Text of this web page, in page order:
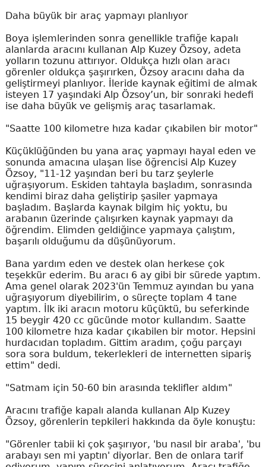
Daha büyük bir araç yapmayı planlıyor
Boya işlemlerinden sonra genellikle trafiğe kapalı
alanlarda aracını kullanan Alp Kuzey Özsoy, adeta
yolların tozunu attırıyor. Oldukça hızlı olan aracı
görenler oldukça şaşırırken, Özsoy aracını daha da
geliştirmeyi planlıyor. İleride kaynak eğitimi de almak
isteyen 17 yaşındaki Alp Özsoy’un, bir sonraki hedefi
ise daha büyük ve gelişmiş araç tasarlamak.
"Saatte 100 kilometre hıza kadar çıkabilen bir motor"
Küçüklüğünden bu yana araç yapmayı hayal eden ve
sonunda amacına ulaşan lise öğrencisi Alp Kuzey
Özsoy, "11-12 yaşından beri bu tarz şeylerle
uğraşıyorum. Eskiden tahtayla başladım, sonrasında
kendimi biraz daha geliştirip şasiler yapmaya
başladım. Başlarda kaynak bilgim hiç yoktu, bu
arabanın üzerinde çalışırken kaynak yapmayı da
öğrendim. Elimden geldiğince yapmaya çalıştım,
başarılı olduğumu da düşünüyorum.
Bana yardım eden ve destek olan herkese çok
teşekkür ederim. Bu aracı 6 ay gibi bir sürede yaptım.
Ama genel olarak 2023'ün Temmuz ayından bu yana
uğraşıyorum diyebilirim, o süreçte toplam 4 tane
yaptım. İlk iki aracın motoru küçüktü, bu seferkinde
15 beygir 420 cc gücünde motor kullandım. Saatte
100 kilometre hıza kadar çıkabilen bir motor. Hepsini
hurdacıdan topladım. Gittim aradım, çoğu parçayı
sora sora buldum, tekerlekleri de internetten sipariş
ettim" dedi.
"Satmam için 50-60 bin arasında teklifler aldım"
Aracını trafiğe kapalı alanda kullanan Alp Kuzey
Özsoy, görenlerin tepkileri hakkında da öyle konuştu:
"Görenler tabii ki çok şaşırıyor, 'bu nasıl bir araba', 'bu
arabayı sen mi yaptın' diyorlar. Ben de onlara tarif